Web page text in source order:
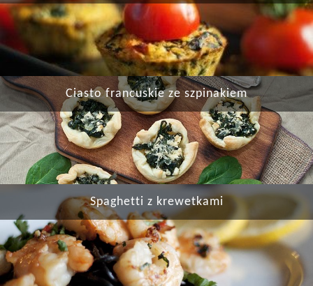
Ciasto francuskie ze szpinakiem
Spaghetti z krewetkami